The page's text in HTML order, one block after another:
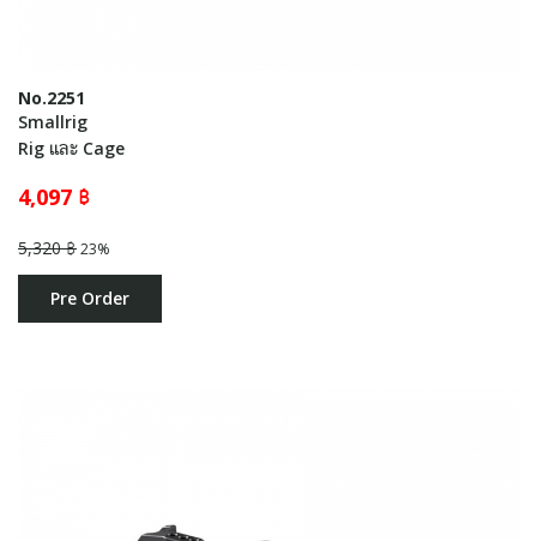
No.2251
Smallrig
Rig และ Cage
4,097 ฿
5,320 ฿23%
Pre Order